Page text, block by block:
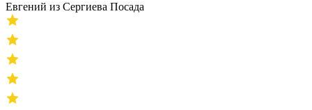
Евгений из Сергиева Посада